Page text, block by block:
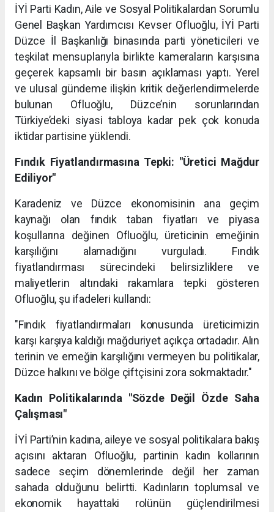
İYİ Parti Kadın, Aile ve Sosyal Politikalardan Sorumlu
Genel Başkan Yardımcısı Kevser Ofluoğlu, İYİ Parti
Düzce İl Başkanlığı binasında parti yöneticileri ve
teşkilat mensuplarıyla birlikte kameraların karşısına
geçerek kapsamlı bir basın açıklaması yaptı. Yerel
ve ulusal gündeme ilişkin kritik değerlendirmelerde
bulunan Ofluoğlu, Düzce’nin sorunlarından
Türkiye’deki siyasi tabloya kadar pek çok konuda
iktidar partisine yüklendi.
Fındık Fiyatlandırmasına Tepki: "Üretici Mağdur
Ediliyor"
Karadeniz ve Düzce ekonomisinin ana geçim
kaynağı olan fındık taban fiyatları ve piyasa
koşullarına değinen Ofluoğlu, üreticinin emeğinin
karşılığını alamadığını vurguladı. Fındık
fiyatlandırması sürecindeki belirsizliklere ve
maliyetlerin altındaki rakamlara tepki gösteren
Ofluoğlu, şu ifadeleri kullandı:
"Fındık fiyatlandırmaları konusunda üreticimizin
karşı karşıya kaldığı mağduriyet açıkça ortadadır. Alın
terinin ve emeğin karşılığını vermeyen bu politikalar,
Düzce halkını ve bölge çiftçisini zora sokmaktadır."
Kadın Politikalarında "Sözde Değil Özde Saha
Çalışması"
İYİ Parti’nin kadına, aileye ve sosyal politikalara bakış
açısını aktaran Ofluoğlu, partinin kadın kollarının
sadece seçim dönemlerinde değil her zaman
sahada olduğunu belirtti. Kadınların toplumsal ve
ekonomik hayattaki rolünün güçlendirilmesi